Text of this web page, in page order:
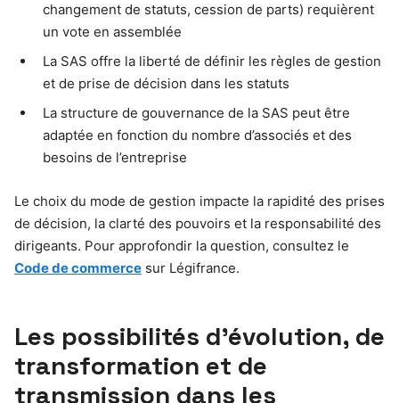
changement de statuts, cession de parts) requièrent
un vote en assemblée
La SAS offre la liberté de définir les règles de gestion
et de prise de décision dans les statuts
La structure de gouvernance de la SAS peut être
adaptée en fonction du nombre d’associés et des
besoins de l’entreprise
Le choix du mode de gestion impacte la rapidité des prises
de décision, la clarté des pouvoirs et la responsabilité des
dirigeants. Pour approfondir la question, consultez le
Code de commerce sur Légifrance.
Les possibilités d’évolution, de
transformation et de
transmission dans les